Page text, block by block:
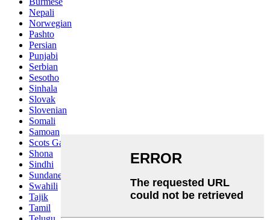
Nepali
Norwegian
Pashto
Persian
Punjabi
Serbian
Sesotho
Sinhala
Slovak
Slovenian
Somali
Samoan
Scots Gaelic
Shona
Sindhi
Sundanese
Swahili
Tajik
Tamil